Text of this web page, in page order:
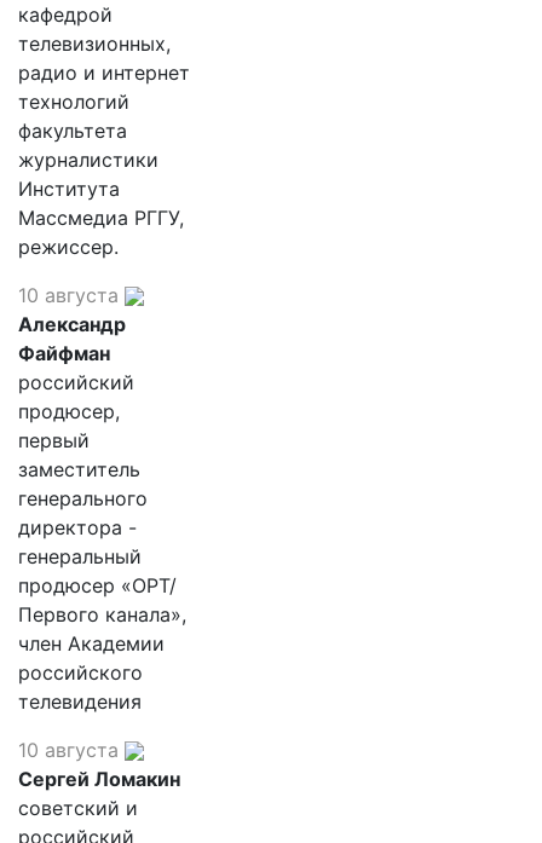
кафедрой
телевизионных,
радио и интернет
технологий
факультета
журналистики
Института
Массмедиа РГГУ,
режиссер.
10 августа
Александр
Файфман
российский
продюсер,
первый
заместитель
генерального
директора -
генеральный
продюсер «ОРТ/
Первого канала»,
член Академии
российского
телевидения
10 августа
Сергей Ломакин
советский и
российский